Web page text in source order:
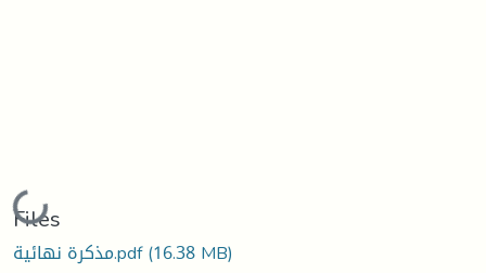
Loading...
Files
مذكرة نهائية.pdf(16.38 MB)